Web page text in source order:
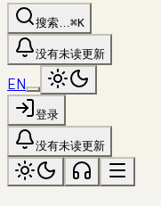
搜索…⌘K
没有未读更新
EN
登录
没有未读更新